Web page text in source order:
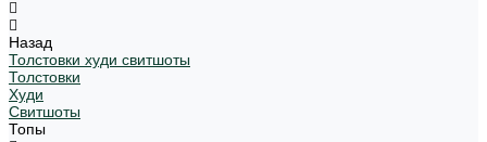
Назад
Толстовки худи свитшоты
Толстовки
Худи
Свитшоты
Топы